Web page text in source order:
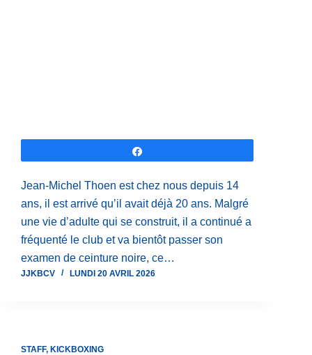
Jean-Michel Thoen est chez nous depuis 14
ans, il est arrivé qu’il avait déjà 20 ans. Malgré
une vie d’adulte qui se construit, il a continué a
fréquenté le club et va bientôt passer son
examen de ceinture noire, ce…
JJKBCV LUNDI 20 AVRIL 2026
STAFF, KICKBOXING